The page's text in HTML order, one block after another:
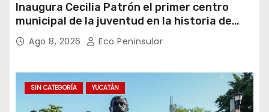
Inaugura Cecilia Patrón el primer centro
municipal de la juventud en la historia de
Mérida
Ago 8, 2026 Eco Peninsular
SIN CATEGORÍA YUCATÁN